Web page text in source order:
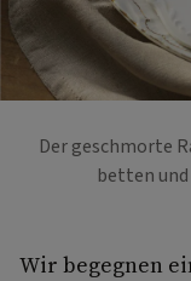
Der geschmorte
betten
Wir begegnen